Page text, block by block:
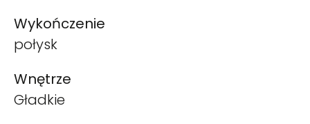
Wykończenie
połysk
Wnętrze
Gładkie